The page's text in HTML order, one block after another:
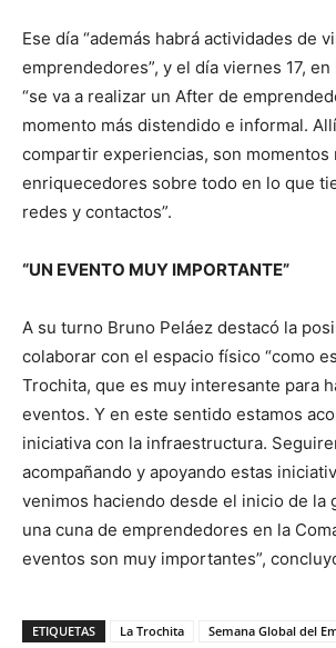
Ese día “además habrá actividades de
emprendedores”, y el día viernes 17,
“se va a realizar un After de
momento más distendido e informal.
compartir experiencias, son momentos
enriquecedores sobre todo en lo que
redes y contactos”.
“UN EVENTO MUY IMPORTANTE”
A su turno Bruno Peláez destacó la
colaborar con el espacio físico “como
Trochita, que es muy interesante para
eventos. Y en este sentido estamos
iniciativa con la infraestructura.
acompañando y apoyando estas
venimos haciendo desde el inicio de la
una cuna de emprendedores en la
eventos son muy importantes”,
ETIQUETAS La Trochita Semana Global del